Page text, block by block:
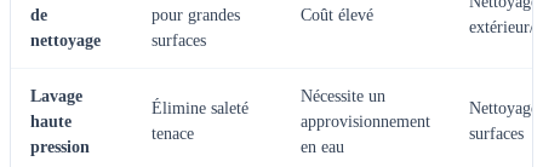
de
nettoyage
pour grandes
surfaces
Coût élevé
extérieur/
Lavage
haute
pression
Élimine saleté
tenace
Nécessite un
approvisionnement
en eau
surfaces